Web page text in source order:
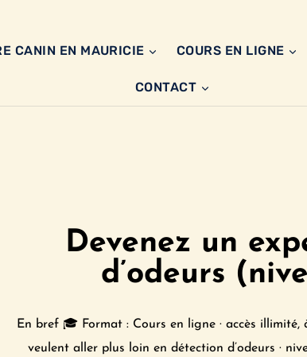
CANIN EN MAURICIE COURS EN LIGNE
CONTACT
Devenez un
d’odeurs
En bref 🎓 Format : Cours en ligne · accès
veulent aller plus loin en détection d’odeurs ·